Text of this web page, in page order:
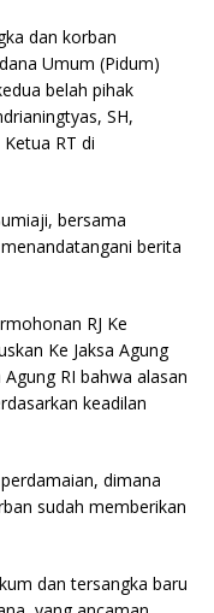
dan korban
Umum (Pidum)
belah pihak
SH,
RT di
bersama
berita
RJ Ke
Ke Jaksa Agung
RI bahwa alasan
keadilan
dimana
sudah memberikan
dan tersangka baru